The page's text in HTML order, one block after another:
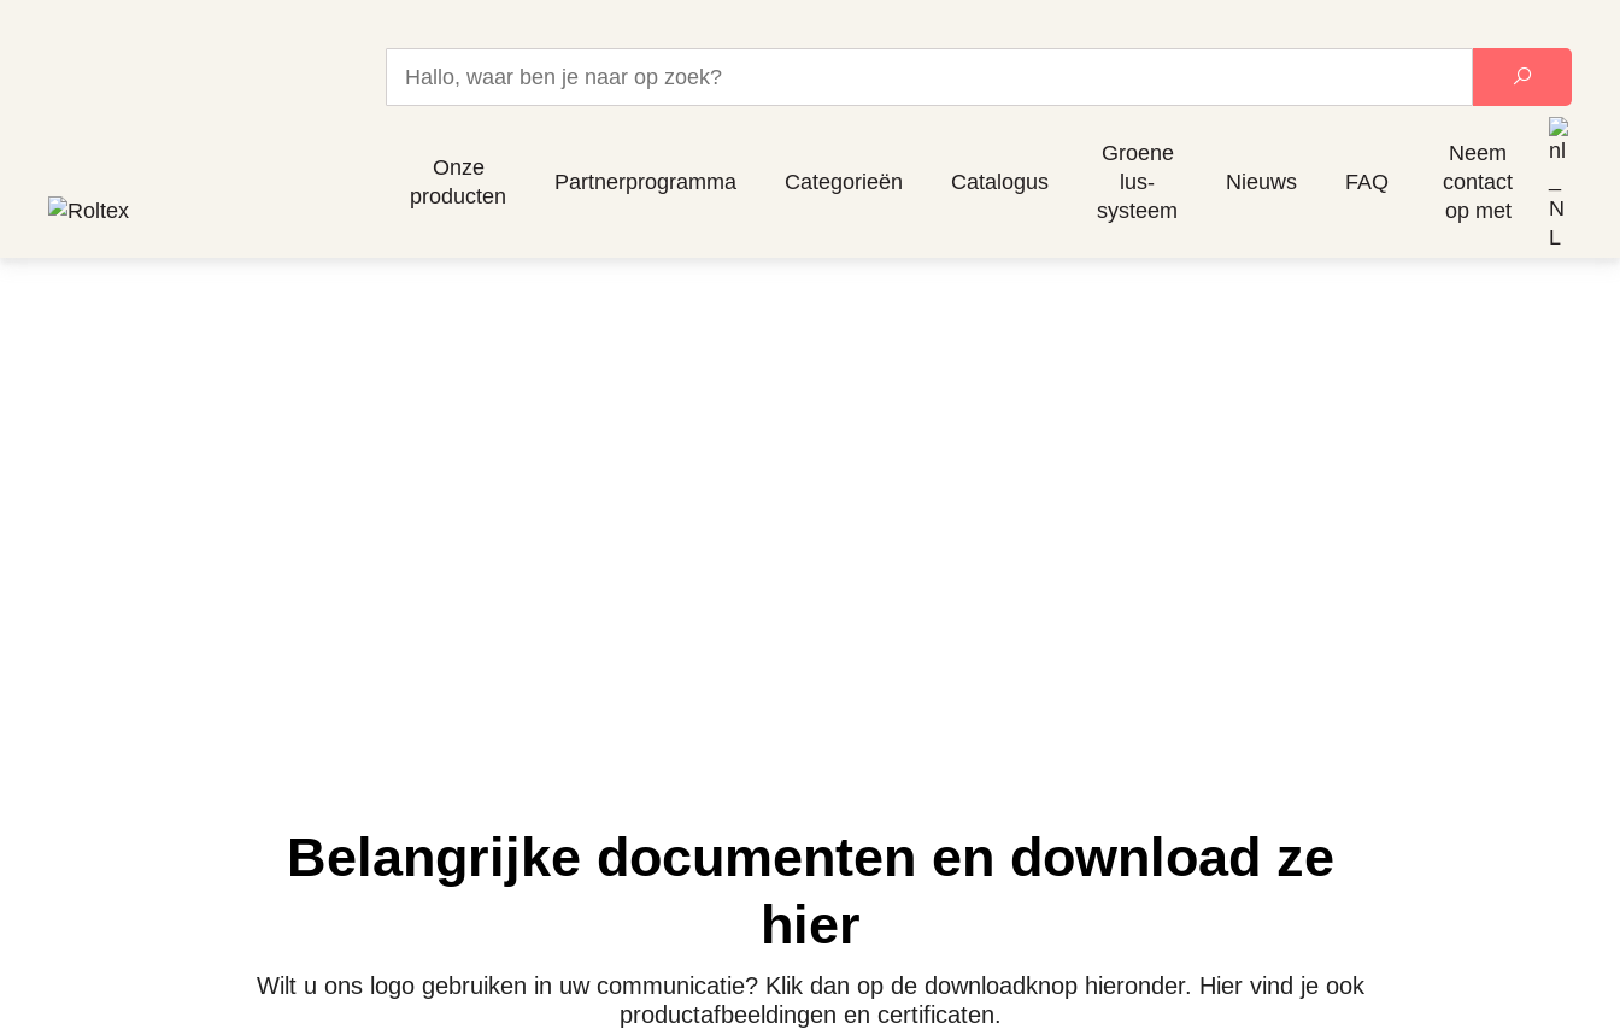
Onze
producten
Partnerprogramma Categorieën Catalogus
Groene
lus-
systeem
Nieuws FAQ
Neem
contact
op met
Belangrijke documenten en download ze
hier
Wilt u ons logo gebruiken in uw communicatie? Klik dan op de downloadknop hieronder. Hier vind je ook
productafbeeldingen en certificaten.